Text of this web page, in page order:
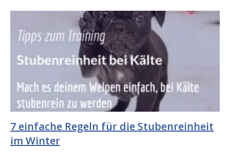
7 einfache Regeln für die Stubenreinheit
im Winter